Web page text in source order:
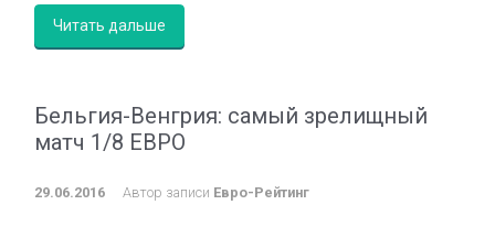
Читать дальше
Бельгия-Венгрия: самый зрелищный
матч 1/8 ЕВРО
29.06.2016 Автор записи Евро-Рейтинг